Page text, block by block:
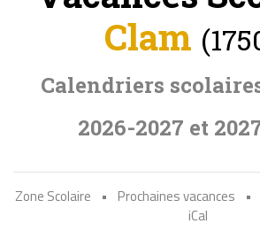
Clam
Calendriers
2026-2027 et
Zone Scolaire • Prochaines vacances •
iCal